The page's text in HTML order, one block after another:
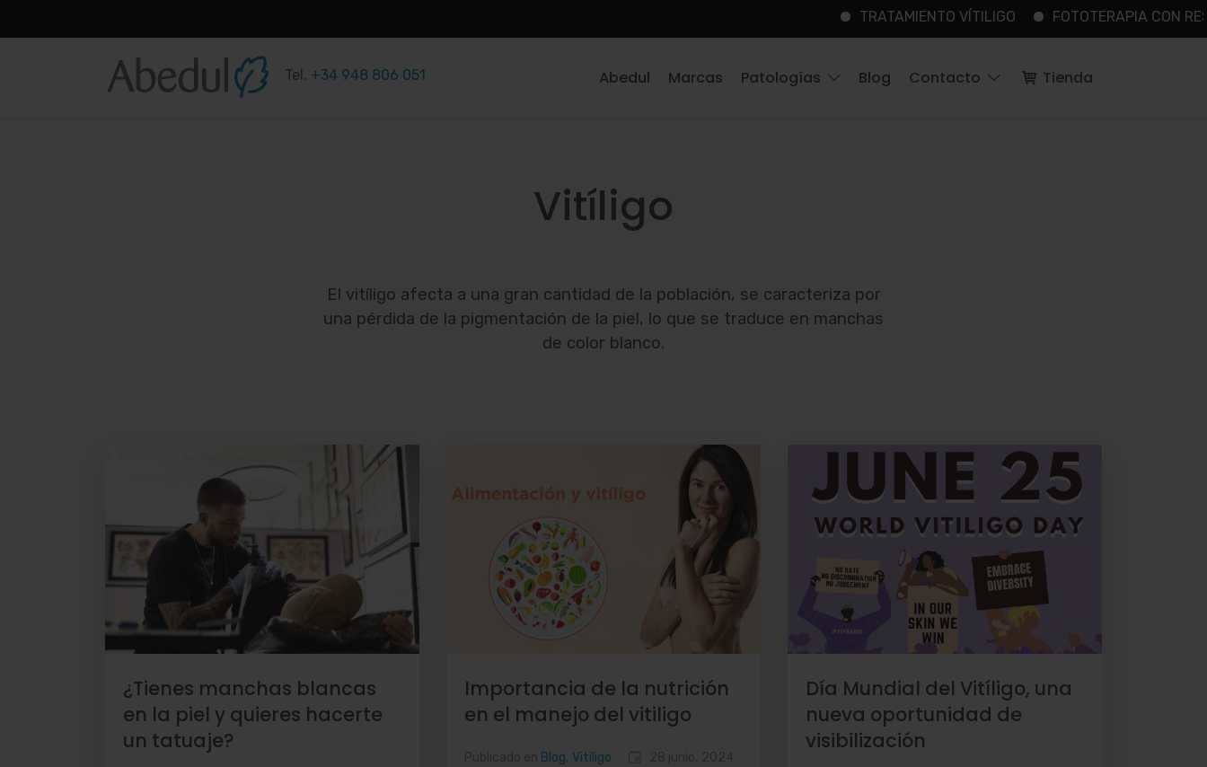
TRATAMIENTO VÍTILIGO FOTOTERAPIA CON RESULTADOS
Tel. +34 948 806 051 Abedul Marcas Patologías Blog Contacto Tienda
Vitíligo
El vitíligo afecta a una gran cantidad de la población, se caracteriza por
una pérdida de la pigmentación de la piel, lo que se traduce en manchas
de color blanco.
¿Tienes manchas blancas
en la piel y quieres hacerte
un tatuaje?
Importancia de la nutrición
en el manejo del vitiligo
Blog Vitíligo
Día Mundial del Vitíligo, una
nueva oportunidad de
visibilización